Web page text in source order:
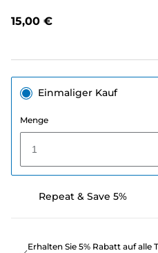
15,00 €
Einmaliger Kauf
Menge
1
Repeat & Save 5%
Erhalten Sie 5% Rabatt auf